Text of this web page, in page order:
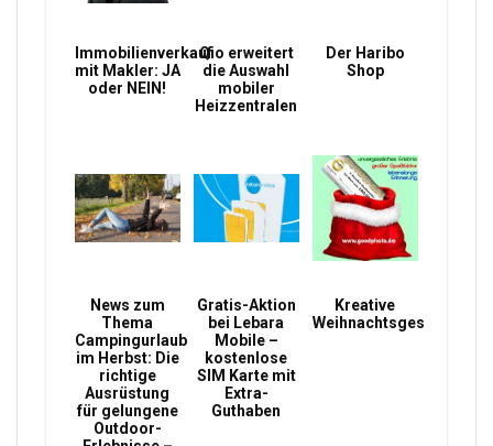
Immobilienverkauf
mit Makler: JA
oder NEIN!
Qio erweitert
die Auswahl
mobiler
Heizzentralen
Der Haribo
Shop
News zum
Thema
Campingurlaub
im Herbst: Die
richtige
Ausrüstung
für gelungene
Outdoor-
Gratis-Aktion
bei Lebara
Mobile –
kostenlose
SIM Karte mit
Extra-
Guthaben
Kreative
Weihnachtsgeschenke